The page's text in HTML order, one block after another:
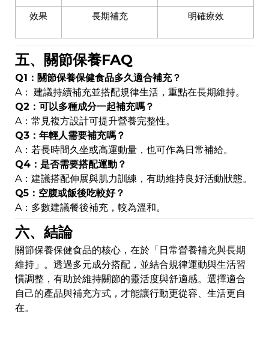
效果 長期補充 明確療效
五、關節保養FAQ
Q1：關節保養保健食品多久適合補充？
A： 建議持續補充並搭配規律生活，重點在長期維持。
Q2：可以多種成分一起補充嗎？
A：常見複方設計可提升營養完整性。
Q3：年輕人需要補充嗎？
A：若長時間久坐或高運動量，也可作為日常補給。
Q4：是否需要搭配運動？
A：建議搭配伸展與肌力訓練，有助維持良好活動狀態。
Q5：空腹或飯後吃較好？
A：多數建議餐後補充，較為溫和。
六、結論
關節保養保健食品的核心，在於「日常營養補充與長期
維持」。透過多元成分搭配，並結合規律運動與生活習
慣調整，有助於維持關節的靈活度與舒適感。選擇適合
自己的產品與補充方式，才能讓行動更從容、生活更自
在。